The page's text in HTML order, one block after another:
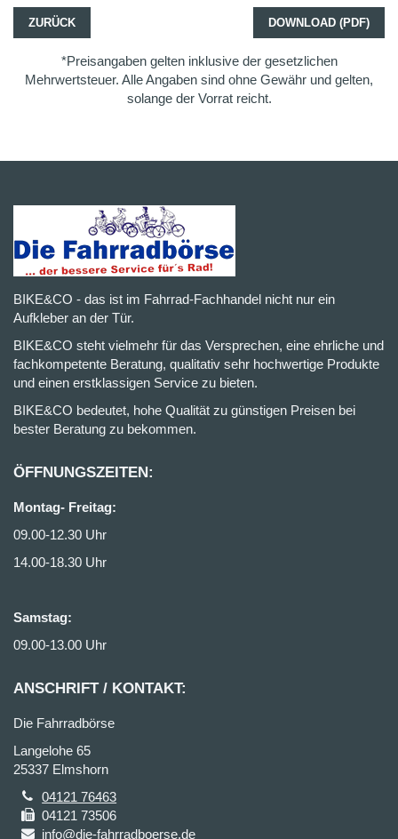
ZURÜCK DOWNLOAD (PDF)
*Preisangaben gelten inklusive der gesetzlichen
Mehrwertsteuer. Alle Angaben sind ohne Gewähr und gelten,
solange der Vorrat reicht.
BIKE&CO - das ist im Fahrrad-Fachhandel nicht nur ein
Aufkleber an der Tür.
BIKE&CO steht vielmehr für das Versprechen, eine ehrliche und
fachkompetente Beratung, qualitativ sehr hochwertige Produkte
und einen erstklassigen Service zu bieten.
BIKE&CO bedeutet, hohe Qualität zu günstigen Preisen bei
bester Beratung zu bekommen.
ÖFFNUNGSZEITEN:
Montag- Freitag:
09.00-12.30 Uhr
14.00-18.30 Uhr
Samstag:
09.00-13.00 Uhr
ANSCHRIFT / KONTAKT:
Die Fahrradbörse
Langelohe 65
25337 Elmshorn
04121 76463
04121 73506
info@die-fahrradboerse.de